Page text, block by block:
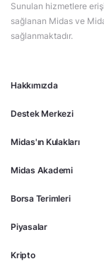
Hakkımızda
Destek Merkezi
Midas'ın Kulakları
Midas Akademi
Borsa Terimleri
Piyasalar
Kripto
Sunulan hizmetlere
sağlanan Midas ve
sağlanmaktadır.